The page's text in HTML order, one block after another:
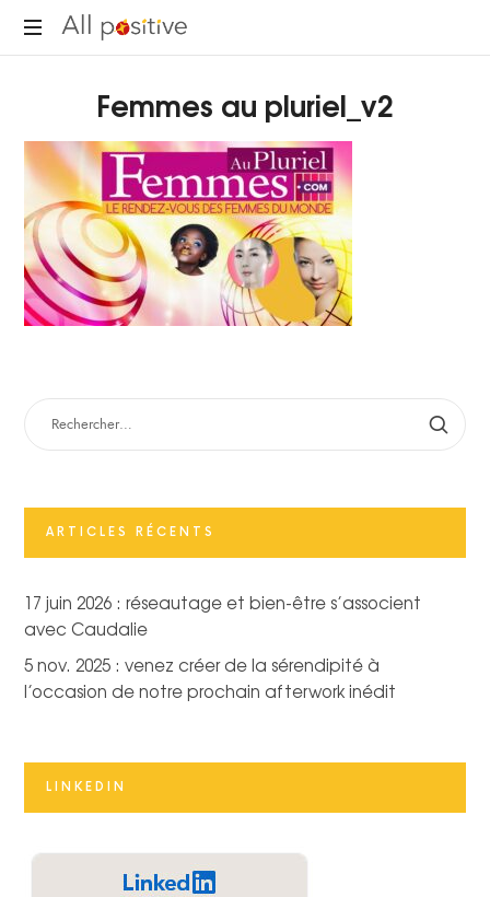
All
réinventer."
Femmes au pluriel_v2
RECHERCHER :
ARTICLES RÉCENTS
17 juin 2026 : réseautage et bien-être s’associent
avec Caudalie
5 nov. 2025 : venez créer de la sérendipité à
l’occasion de notre prochain afterwork inédit
LINKEDIN